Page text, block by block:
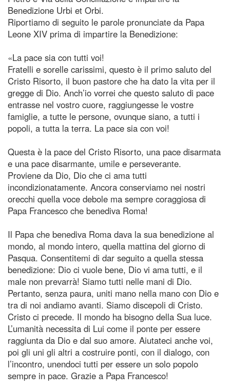
Benedizione Urbi et Orbi.
Riportiamo di seguito le parole pronunciate da Papa
Leone XIV prima di impartire la Benedizione:
«La pace sia con tutti voi!
Fratelli e sorelle carissimi, questo è il primo saluto del
Cristo Risorto, il buon pastore che ha dato la vita per il
gregge di Dio. Anch’io vorrei che questo saluto di pace
entrasse nel vostro cuore, raggiungesse le vostre
famiglie, a tutte le persone, ovunque siano, a tutti i
popoli, a tutta la terra. La pace sia con voi!
Questa è la pace del Cristo Risorto, una pace disarmata
e una pace disarmante, umile e perseverante.
Proviene da Dio, Dio che ci ama tutti
incondizionatamente. Ancora conserviamo nei nostri
orecchi quella voce debole ma sempre coraggiosa di
Papa Francesco che benediva Roma!
Il Papa che benediva Roma dava la sua benedizione al
mondo, al mondo intero, quella mattina del giorno di
Pasqua. Consentitemi di dar seguito a quella stessa
benedizione: Dio ci vuole bene, Dio vi ama tutti, e il
male non prevarrà! Siamo tutti nelle mani di Dio.
Pertanto, senza paura, uniti mano nella mano con Dio e
tra di noi andiamo avanti. Siamo discepoli di Cristo.
Cristo ci precede. Il mondo ha bisogno della Sua luce.
L’umanità necessita di Lui come il ponte per essere
raggiunta da Dio e dal suo amore. Aiutateci anche voi,
poi gli uni gli altri a costruire ponti, con il dialogo, con
l’incontro, unendoci tutti per essere un solo popolo
sempre in pace. Grazie a Papa Francesco!